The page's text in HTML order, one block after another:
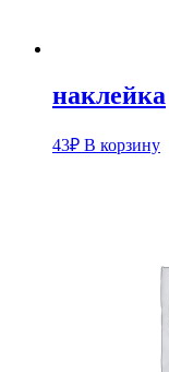
наклейка
43₽ В корзину